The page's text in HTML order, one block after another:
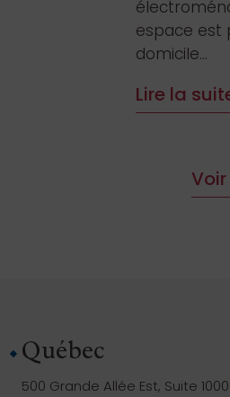
espace est
domicile...
Lire la
Québec
500 Grande Allée Est, Suite 1000